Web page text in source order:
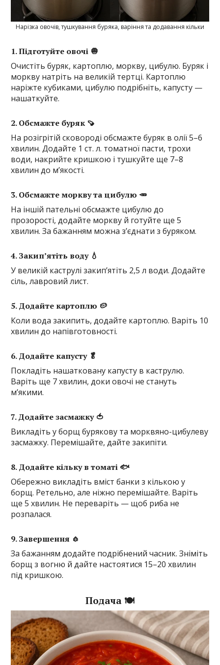
Нарізка овочів, тушкування буряка, варіння та додавання кільки
1. Підготуйте овочі 🧅
Очистіть буряк, картоплю, моркву, цибулю. Буряк і
моркву натріть на великій тертці. Картоплю
наріжте кубиками, цибулю подрібніть, капусту —
нашаткуйте.
2. Обсмажте буряк 🍠
На розігрітій сковороді обсмажте буряк в олії 5–6
хвилин. Додайте 1 ст. л. томатної пасти, трохи
води, накрийте кришкою і тушкуйте ще 7–8
хвилин до м’якості.
3. Обсмажте моркву та цибулю 🥕
На іншій пательні обсмажте цибулю до
прозорості, додайте моркву й готуйте ще 5
хвилин. За бажанням можна з’єднати з буряком.
4. Закип’ятіть воду 💧
У великій каструлі закип’ятіть 2,5 л води. Додайте
сіль, лавровий лист.
5. Додайте картоплю 🥔
Коли вода закипить, додайте картоплю. Варіть 10
хвилин до напівготовності.
6. Додайте капусту 🥬
Покладіть нашатковану капусту в каструлю.
Варіть ще 7 хвилин, доки овочі не стануть
м’якими.
7. Додайте засмажку 🍅
Викладіть у борщ бурякову та морквяно-цибулеву
засмажку. Перемішайте, дайте закипіти.
8. Додайте кільку в томаті 🐟
Обережно викладіть вміст банки з кількою у
борщ. Ретельно, але ніжно перемішайте. Варіть
ще 5 хвилин. Не переваріть — щоб риба не
розпалася.
9. Завершення 🧄
За бажанням додайте подрібнений часник. Зніміть
борщ з вогню й дайте настоятися 15–20 хвилин
під кришкою.
Подача 🍽️